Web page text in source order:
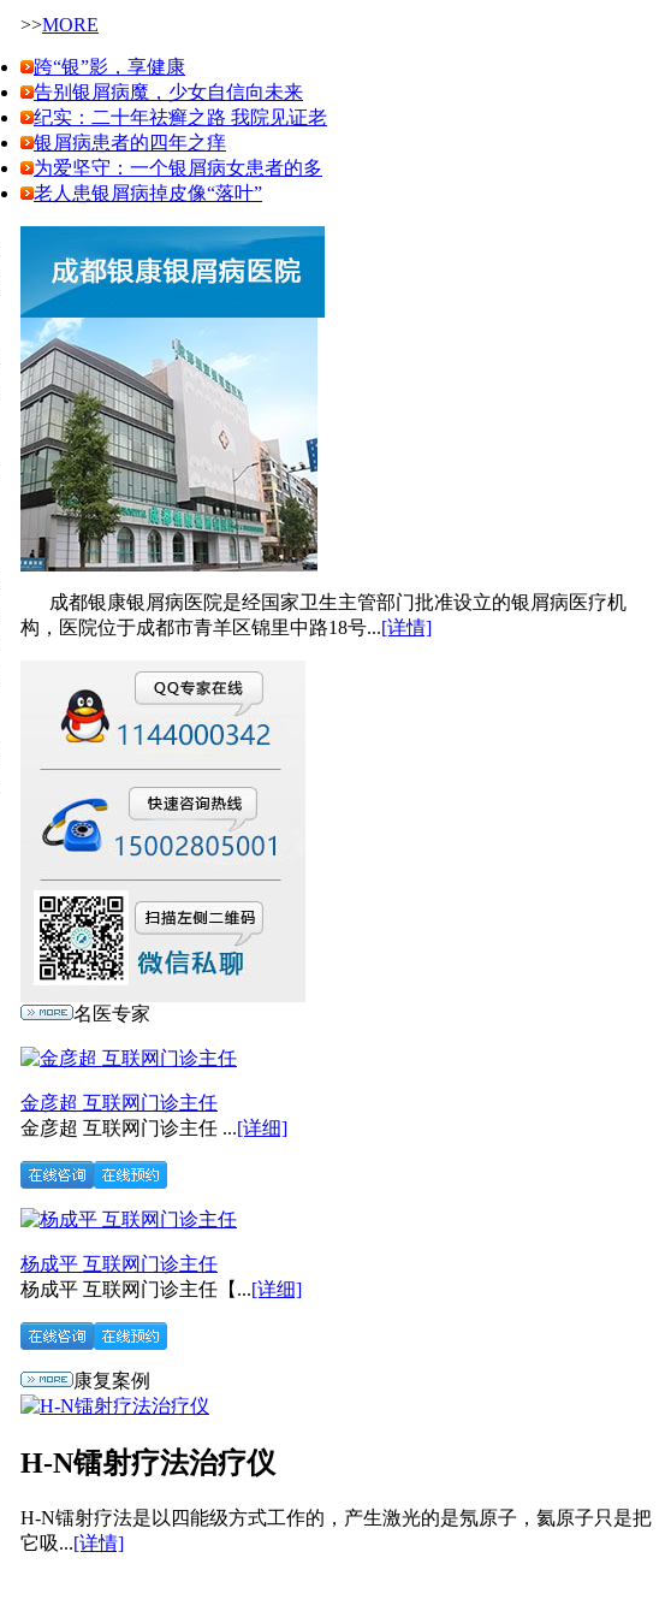
>>MORE
跨“银”影，享健康
告别银屑病魔，少女自信向未来
纪实：二十年祛癣之路 我院见证老
银屑病患者的四年之痒
为爱坚守：一个银屑病女患者的多
老人患银屑病掉皮像“落叶”
成都银康银屑病医院是经国家卫生主管部门批准设立的银屑病医疗机
构，医院位于成都市青羊区锦里中路18号...[详情]
名医专家
金彦超 互联网门诊主任
金彦超 互联网门诊主任 ...[详细]
杨成平 互联网门诊主任
杨成平 互联网门诊主任【...[详细]
康复案例
H-N镭射疗法治疗仪
H-N镭射疗法是以四能级方式工作的，产生激光的是氖原子，氦原子只是把
它吸...[详情]